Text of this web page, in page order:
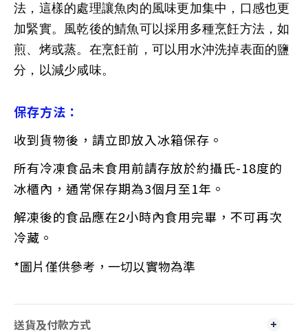
法，這樣的處理讓魚肉的風味更加集中，口感也更
加緊實。風乾後的鯖魚可以採用多種烹飪方法，如
煎、烤或蒸。在烹飪前，可以用水沖洗掉表面的鹽
分，以減少咸味。
保存方法 ：
收到貨物後，請立即放入冰箱保存。
所有冷凍食品未食用前請存放於約攝氏-18度的
冰櫃內，通常保存期為3個月至1年。
解凍後的食品應在2小時內食用完畢，不可再次
冷藏。
*圖片僅供參考，一切以實物為準
送貨及付款方式